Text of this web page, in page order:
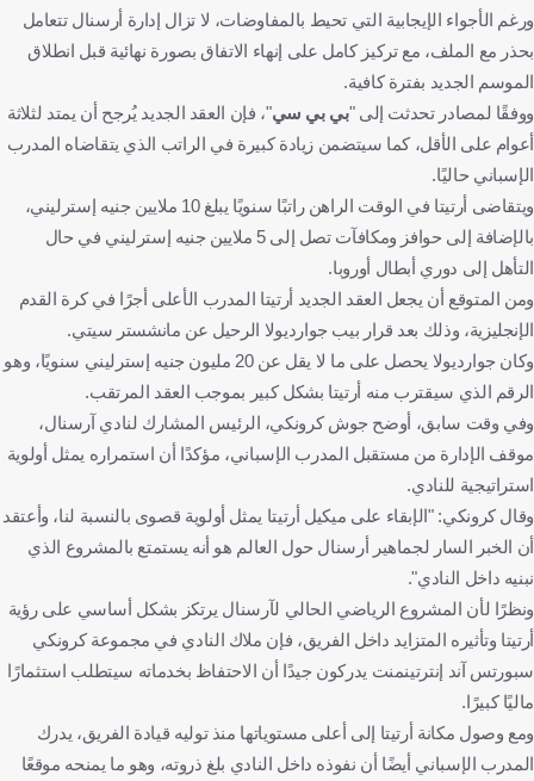
ورغم الأجواء الإيجابية التي تحيط بالمفاوضات، لا تزال إدارة أرسنال تتعامل
بحذر مع الملف، مع تركيز كامل على إنهاء الاتفاق بصورة نهائية قبل انطلاق
الموسم الجديد بفترة كافية.
ووفقًا لمصادر تحدثت إلى "بي بي سي"، فإن العقد الجديد يُرجح أن يمتد لثلاثة
أعوام على الأقل، كما سيتضمن زيادة كبيرة في الراتب الذي يتقاضاه المدرب
الإسباني حاليًا.
ويتقاضى أرتيتا في الوقت الراهن راتبًا سنويًا يبلغ 10 ملايين جنيه إسترليني،
بالإضافة إلى حوافز ومكافآت تصل إلى 5 ملايين جنيه إسترليني في حال
التأهل إلى دوري أبطال أوروبا.
ومن المتوقع أن يجعل العقد الجديد أرتيتا المدرب الأعلى أجرًا في كرة القدم
الإنجليزية، وذلك بعد قرار بيب جوارديولا الرحيل عن مانشستر سيتي.
وكان جوارديولا يحصل على ما لا يقل عن 20 مليون جنيه إسترليني سنويًا، وهو
الرقم الذي سيقترب منه أرتيتا بشكل كبير بموجب العقد المرتقب.
وفي وقت سابق، أوضح جوش كرونكي، الرئيس المشارك لنادي آرسنال،
موقف الإدارة من مستقبل المدرب الإسباني، مؤكدًا أن استمراره يمثل أولوية
استراتيجية للنادي.
وقال كرونكي: "الإبقاء على ميكيل أرتيتا يمثل أولوية قصوى بالنسبة لنا، وأعتقد
أن الخبر السار لجماهير أرسنال حول العالم هو أنه يستمتع بالمشروع الذي
نبنيه داخل النادي".
ونظرًا لأن المشروع الرياضي الحالي لآرسنال يرتكز بشكل أساسي على رؤية
أرتيتا وتأثيره المتزايد داخل الفريق، فإن ملاك النادي في مجموعة كرونكي
سبورتس آند إنترتينمنت يدركون جيدًا أن الاحتفاظ بخدماته سيتطلب استثمارًا
ماليًا كبيرًا.
ومع وصول مكانة أرتيتا إلى أعلى مستوياتها منذ توليه قيادة الفريق، يدرك
المدرب الإسباني أيضًا أن نفوذه داخل النادي بلغ ذروته، وهو ما يمنحه موقعًا